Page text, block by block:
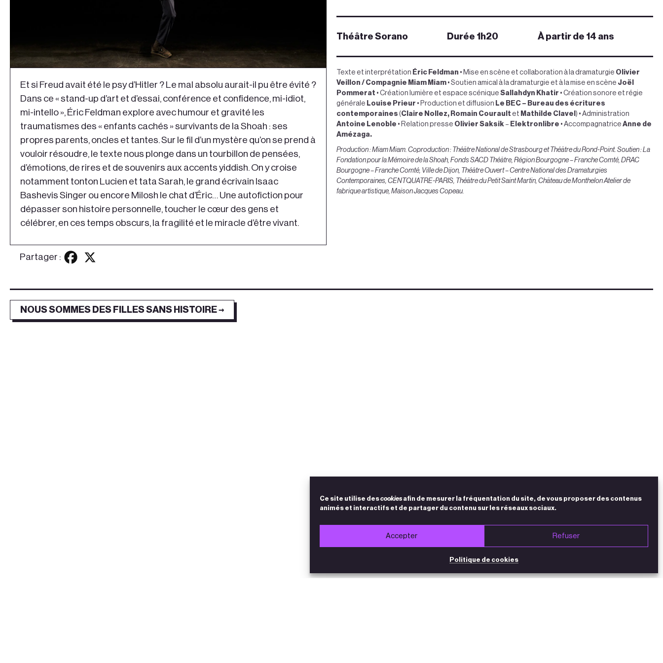
Ce site utilise descookies afin de mesurer la fréquentation du site, de vous proposer des contenus
animés et interactifs et de partager du contenu sur les réseaux sociaux.
Accepter Refuser
Politique de cookies
Et si Freud avait été le psy d’Hitler ? Le mal absolu aurait-il pu être évité ?
Dans ce « stand-up d’art et d’essai, conférence et confidence, mi-idiot,
mi-intello », Éric Feldman explore avec humour et gravité les
traumatismes des « enfants cachés » survivants de la Shoah : ses
propres parents, oncles et tantes. Sur le fil d’un mystère qu’on se prend à
vouloir résoudre, le texte nous plonge dans un tourbillon de pensées,
d’émotions, de rires et de souvenirs aux accents yiddish. On y croise
notamment tonton Lucien et tata Sarah, le grand écrivain Isaac
Bashevis Singer ou encore Milosh le chat d’Éric… Une autofiction pour
dépasser son histoire personnelle, toucher le cœur des gens et
célébrer, en ces temps obscurs, la fragilité et le miracle d’être vivant.
Théâtre Sorano Durée 1h20 À partir de 14 ans
Texte et interprétation Éric Feldman • Mise en scène et collaboration à la dramaturgie Olivier
Veillon / Compagnie Miam Miam • Soutien amical à la dramaturgie et à la mise en scène Joël
Pommerat • Création lumière et espace scénique Sallahdyn Khatir • Création sonore et régie
générale Louise Prieur • Production et diffusion Le BEC – Bureau des écritures
contemporaines (Claire Nollez, Romain Courault et Mathilde Clavel ) • Administration
Antoine Lenoble • Relation presse Olivier Saksik – Elektronlibre • Accompagnatrice Anne de
Amézaga.
Production : Miam Miam. Coproduction : Théâtre National de Strasbourg et Théâtre du Rond-Point. Soutien : La
Fondation pour la Mémoire de la Shoah, Fonds SACD Théâtre, Région Bourgogne – Franche Comté, DRAC
Bourgogne – Franche Comté, Ville de Dijon, Théâtre Ouvert – Centre National des Dramaturgies
Contemporaines, CENTQUATRE-PARIS, Théâtre du Petit Saint Martin, Château de Monthelon Atelier de
fabrique artistique, Maison Jacques Copeau.
Partager :
NOUS SOMMES DES FILLES SANS HISTOIRE →